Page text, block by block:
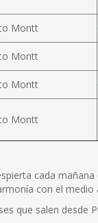
Montt
Montt
Montt
Montt
cada
con el medio
que salen desde